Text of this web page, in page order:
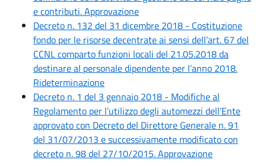
e contributi. Approvazione
Decreto n. 132 del 31 dicembre 2018 - Costituzione
fondo per le risorse decentrate ai sensi dell’art. 67 del
CCNL comparto funzioni locali del 21.05.2018 da
destinare al personale dipendente per l’anno 2018.
Rideterminazione
Decreto n. 1 del 3 gennaio 2018 - Modifiche al
Regolamento per l’utilizzo degli automezzi dell’Ente
approvato con Decreto del Direttore Generale n. 91
del 31/07/2013 e successivamente modificato con
decreto n. 98 del 27/10/2015. Approvazione